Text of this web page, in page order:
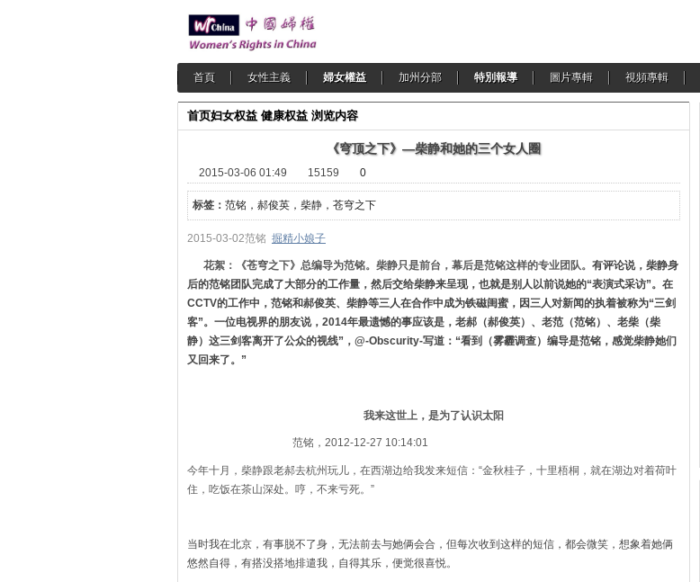
首頁 女性主義 婦女權益 加州分部 特別報導 圖片專輯 視頻專輯
首页妇女权益 健康权益 浏览内容
《穹顶之下》—柴静和她的三个女人圈
2015-03-06 01:49 15159 0
标签： 范铭，郝俊英，柴静，苍穹之下
2015-03-02范铭 掘精小娘子
花絮：《苍穹之下》总编导为范铭。柴静只是前台，幕后是范铭这样的专业团队。 有评论说，柴静身
后的范铭团队完成了大部分的工作量，然后交给柴静来呈现，也就是别人以前说她的“表演式采访”。在
CCTV的工作中，范铭和郝俊英、柴静等三人在合作中成为铁磁闺蜜，因三人对新闻的执着被称为“三剑
客”。一位电视界的朋友说，2014年最遗憾的事应该是，老郝（郝俊英）、老范（范铭）、老柴（柴
静）这三剑客离开了公众的视线”，@-Obscurity-写道：“看到（雾霾调查）编导是范铭，感觉柴静她们
又回来了。”
我来这世上，是为了认识太阳
范铭，2012-12-27 10:14:01
今年十月，柴静跟老郝去杭州玩儿，在西湖边给我发来短信：“金秋桂子，十里梧桐，就在湖边对着荷叶
住，吃饭在茶山深处。哼，不来亏死。”
当时我在北京，有事脱不了身，无法前去与她俩会合，但每次收到这样的短信，都会微笑，想象着她俩
悠然自得，有搭没搭地排遣我，自得其乐，便觉很喜悦。